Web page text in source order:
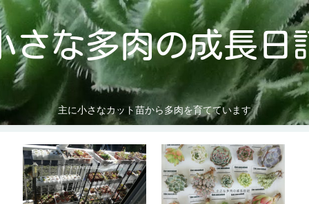
さな多肉の成長日
主に小さなカット苗から多肉を育てています